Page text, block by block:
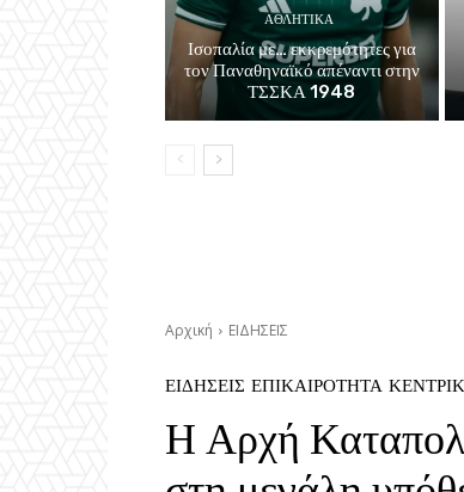
ΑΘΛΗΤΙΚΑ
Ισοπαλία με… εκκρεμότητες για
τον Παναθηναϊκό απέναντι στην
ΤΣΣΚΑ 1948